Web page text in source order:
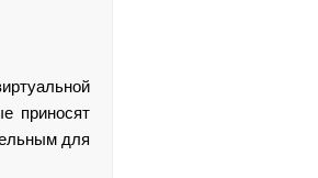
приносят
для